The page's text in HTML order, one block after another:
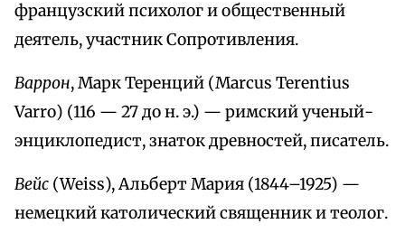
французский психолог и общественный
деятель, участник Сопротивления.
Варрон, Марк Теренций (Marcus Terentius
Varro) (116 — 27 до н. э.) — римский ученый-
энциклопедист, знаток древностей, писатель.
Вейс (Weiss), Альберт Мария (1844–1925) —
немецкий католический священник и теолог.